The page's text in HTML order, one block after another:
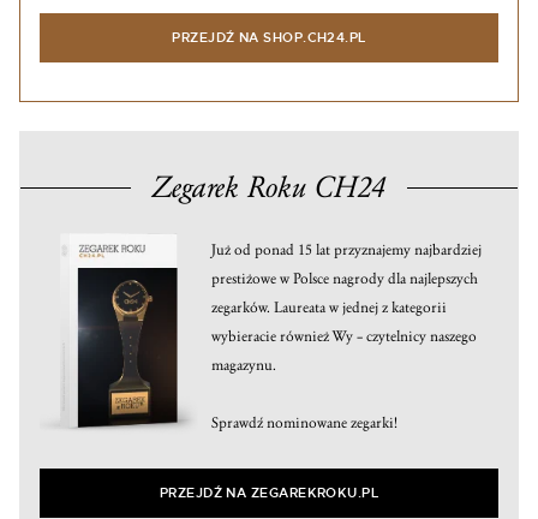
PRZEJDŹ NA SHOP.CH24.PL
Zegarek Roku CH24
Już od ponad 15 lat przyznajemy najbardziej
prestiżowe w Polsce nagrody dla najlepszych
zegarków. Laureata w jednej z kategorii
wybieracie również Wy – czytelnicy naszego
magazynu.
Sprawdź nominowane zegarki!
PRZEJDŹ NA ZEGAREKROKU.PL